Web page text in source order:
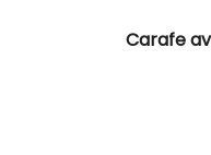
Carafe